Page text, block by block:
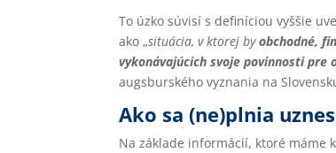
To úzko súvisí s definíciou vyššie
ako „situácia, v ktorej byobchodné,
vykonávajúcich svoje povinnosti pre
augsburského vyznania na
Ako sa (ne)plnia
Na základe informácií, ktoré máme